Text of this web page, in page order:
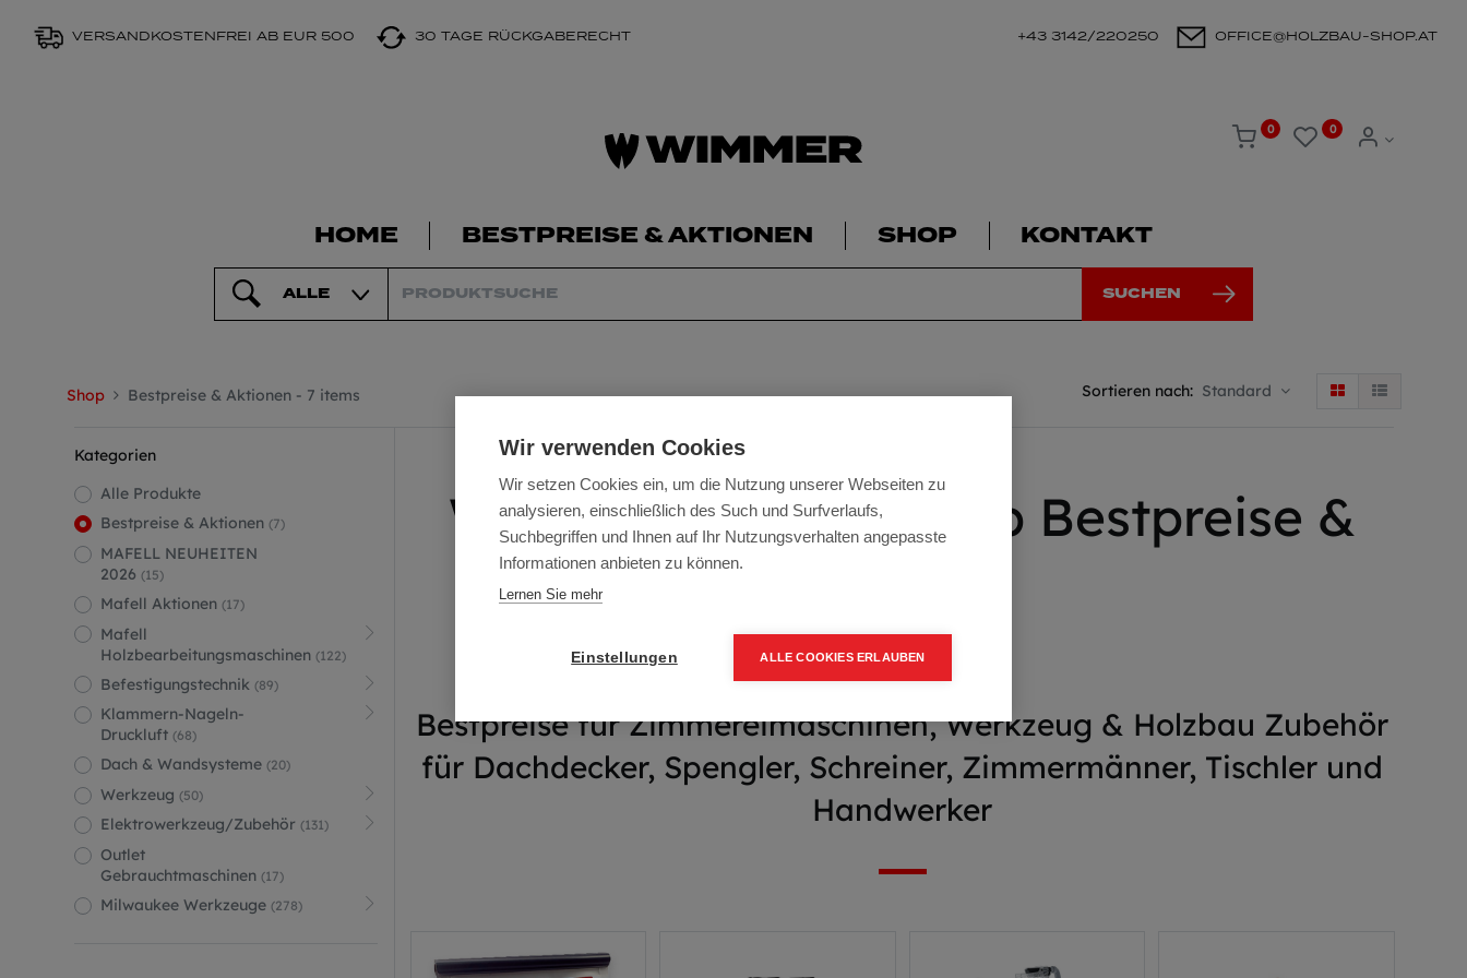
VERSANDKOSTENFREI AB EUR 500 30 TAGE RÜCKGABERECHT +43 3142/220250 OFFICE@HOLZBAU-SHOP.AT
0 0
HOME BESTPREISE & AKTIONEN SHOP KONTAKT
ALLE SUCHEN
Shop Bestpreise & Aktionen- 7 items Sortieren nach: Standard
Kategorien
Alle Produkte
Bestpreise & Aktionen (7)
MAFELL NEUHEITEN
2026 (15)
Mafell Aktionen (17)
Mafell
Holzbearbeitungsmaschinen (122)
Befestigungstechnik (89)
Klammern-Nageln-
Druckluft (68)
Dach & Wandsysteme (20)
Werkzeug (50)
Elektrowerkzeug/Zubehör (131)
Outlet
Gebrauchtmaschinen (17)
Milwaukee Werkzeuge (278)
Wimmer Holzbau Shop Bestpreise &
Bestpreise für Zimmereimaschinen, Werkzeug & Holzbau Zubehör
für Dachdecker, Spengler, Schreiner, Zimmermänner, Tischler und
Handwerker
Wir verwenden Cookies
Wir setzen Cookies ein, um die Nutzung unserer Webseiten zu
analysieren, einschließlich des Such und Surfverlaufs,
Suchbegriffen und Ihnen auf Ihr Nutzungsverhalten angepasste
Informationen anbieten zu können.
Lernen Sie mehr
Einstellungen ALLE COOKIES ERLAUBEN